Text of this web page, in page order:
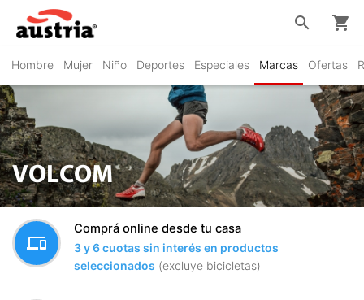
Hombre Mujer Niño Deportes Especiales Marcas Ofertas
search shopping_cart
VOLCOM
devices
Comprá online desde tu casa
3 y 6 cuotas sin interés en productos
seleccionados (excluye bicicletas)